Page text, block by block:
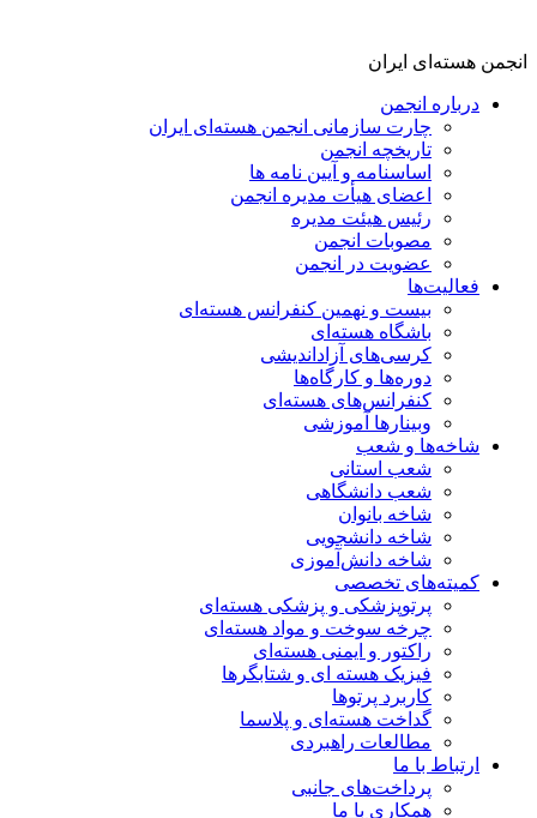
انجمن هسته‌ای ایران
درباره انجمن
چارت سازمانی انجمن هسته‌ای ایران
تاریخچه انجمن
اساسنامه و آیین نامه ها
اعضای هیأت مدیره انجمن
رئیس هیئت مدیره
مصوبات انجمن
عضویت در انجمن
فعالیت‌ها
بیست و نهمین کنفرانس هسته‌ای
باشگاه هسته‌ای
کرسی‌های آزاداندیشی
دوره‌ها و کارگاه‌ها
کنفرانس‌های هسته‌ای
وبینارها آموزشی
شاخه‌ها و شعب
شعب استانی
شعب دانشگاهی
شاخه بانوان
شاخه دانشجویی
شاخه دانش‌آموزی
کمیته‌های تخصصی
پرتوپزشکی و پزشکی هسته‌ای
چرخه سوخت و مواد هسته‌ای
راکتور و ایمنی هسته‌ای
فیزیک هسته ای و شتابگرها
کاربرد پرتوها
گداخت هسته‌ای و پلاسما
مطالعات راهبردی
ارتباط با ما
پرداخت‌های جانبی
همکاری با ما